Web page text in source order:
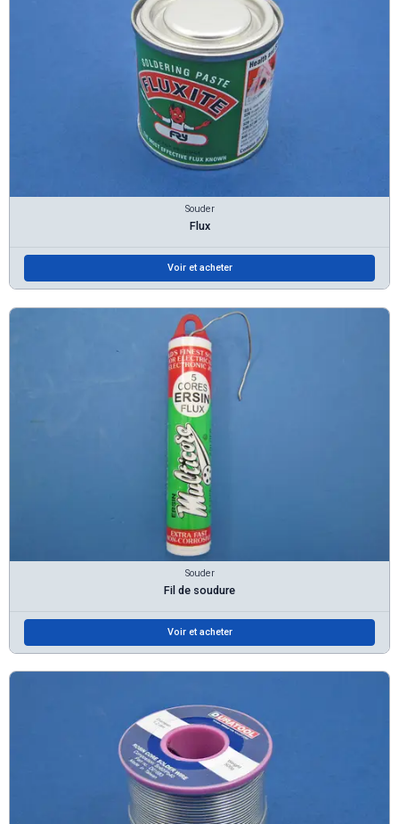
Souder
Flux
Voir et acheter
Souder
Fil de soudure
Voir et acheter